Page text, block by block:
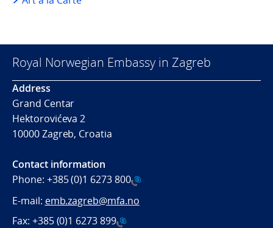
Royal Norwegian Embassy in Zagreb
Address
Grand Centar
Hektorovićeva 2
10000 Zagreb, Croatia
Contact information
Phone: +385 (0)1 6273 800
E-mail: emb.zagreb@mfa.no
Fax: +385 (0)1 6273 899